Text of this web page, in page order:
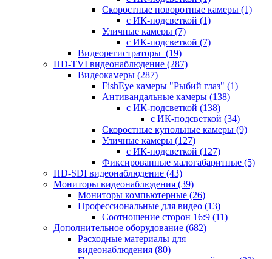
Скоростные поворотные камеры (1)
с ИК-подсветкой (1)
Уличные камеры (7)
с ИК-подсветкой (7)
Видеорегистраторы (19)
HD-TVI видеонаблюдение (287)
Видеокамеры (287)
FishEye камеры "Рыбий глаз" (1)
Антивандальные камеры (138)
с ИК-подсветкой (138)
с ИК-подсветкой (34)
Скоростные купольные камеры (9)
Уличные камеры (127)
с ИК-подсветкой (127)
Фиксированные малогабаритные (5)
HD-SDI видеонаблюдение (43)
Мониторы видеонаблюдения (39)
Мониторы компьютерные (26)
Профессиональные для видео (13)
Соотношение сторон 16:9 (11)
Дополнительное оборудование (682)
Расходные материалы для
видеонаблюдения (80)